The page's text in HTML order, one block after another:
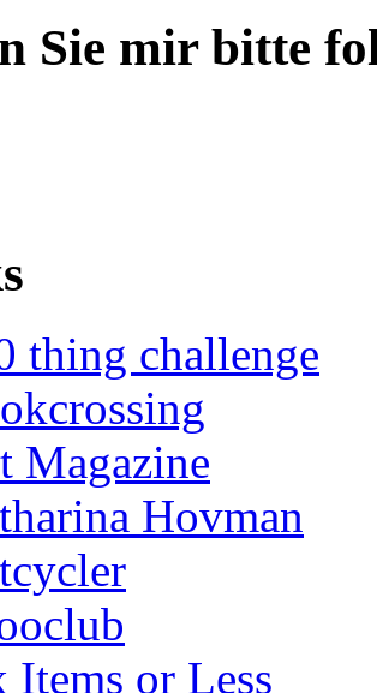
Sie mir bitte
thing challenge
Magazine
Hovman
Items or Less